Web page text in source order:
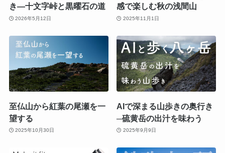
き―十文字峠と黒曜石の道
2026年5月12日
感で楽しむ秋の浅間山
2025年11月1日
至仏山から紅葉の尾瀬を一
望する
2025年10月30日
AIで深まる山歩きの奥行き
─硫黄岳の出汁を味わう
2025年9月9日